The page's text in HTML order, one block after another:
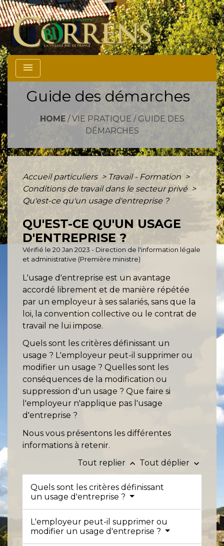
menu
Guide des démarches
HOME/ VIE PRATIQUE / GUIDE DES
DÉMARCHES
Accueil particuliers > Travail - Formation >
Conditions de travail dans le secteur privé >
Qu'est-ce qu'un usage d'entreprise ?
QU'EST-CE QU'UN USAGE
D'ENTREPRISE ?
Vérifié le 20 Jan 2023 - Direction de l'information légale
et administrative (Première ministre)
L'usage d'entreprise est un avantage
accordé librement et de manière répétée
par un employeur à ses salariés, sans que la
loi, la convention collective ou le contrat de
travail ne lui impose.
Quels sont les critères définissant un
usage ? L'employeur peut-il supprimer ou
modifier un usage ? Quelles sont les
conséquences de la modification ou
suppression d'un usage ? Que faire si
l'employeur n'applique pas l'usage
d'entreprise ?
Nous vous présentons les différentes
informations à retenir.
Tout replier keyboard_arrow_up Tout déplier keyboard_arrow_down
Quels sont les critères définissant
un usage d'entreprise ?
L'employeur peut-il supprimer ou
modifier un usage d'entreprise ?